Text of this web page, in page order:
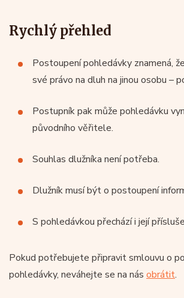
Rychlý přehled
Postoupení pohledávky znamená,
své právo na dluh na jinou osobu –
Postupník pak může pohledávku
původního věřitele.
Souhlas dlužníka není potřeba.
Dlužník musí být o postoupení
S pohledávkou přechází i její
Pokud potřebujete připravit smlouvu o
pohledávky, neváhejte se na nás obrátit.